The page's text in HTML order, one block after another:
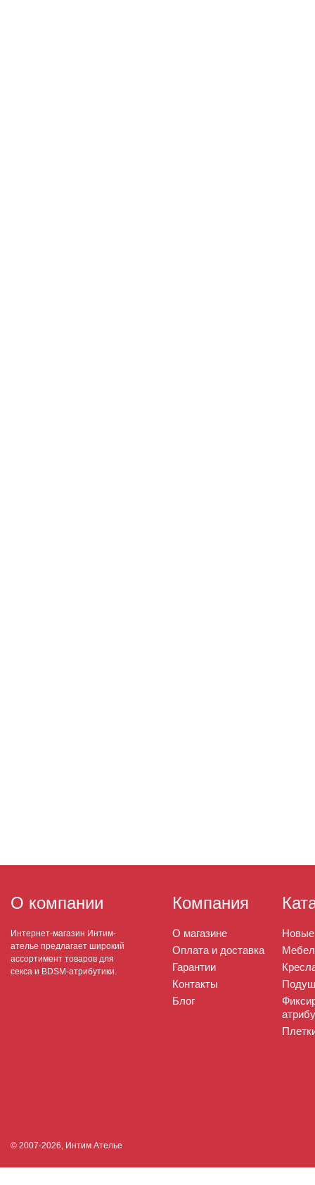
О компании
Интернет-магазин Интим-
ателье предлагает широкий
ассортимент товаров для
секса и BDSM-атрибутики.
Компания
О магазине
Оплата и доставка
Гарантии
Контакты
Блог
Новые
© 2007-2026, Интим Ателье